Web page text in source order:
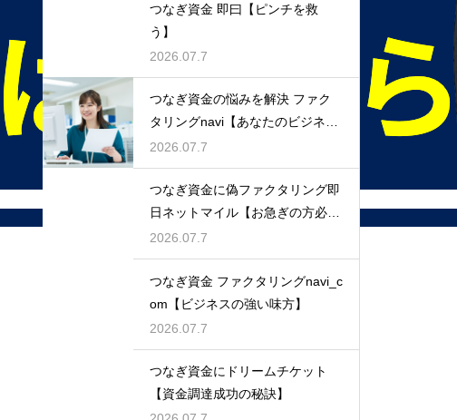
つなぎ資金 即曰【ピンチを救
う】
2026.07.7
つなぎ資金の悩みを解決 ファク
タリングnavi【あなたのビジネス
を守る】
2026.07.7
つなぎ資金に偽ファクタリング即
日ネットマイル【お急ぎの方必
見】
2026.07.7
つなぎ資金 ファクタリングnavi_c
om【ビジネスの強い味方】
2026.07.7
つなぎ資金にドリームチケット
【資金調達成功の秘訣】